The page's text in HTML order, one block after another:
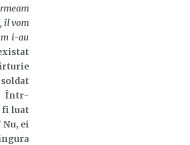
îl vom
i-au
Într-
fi luat
ei